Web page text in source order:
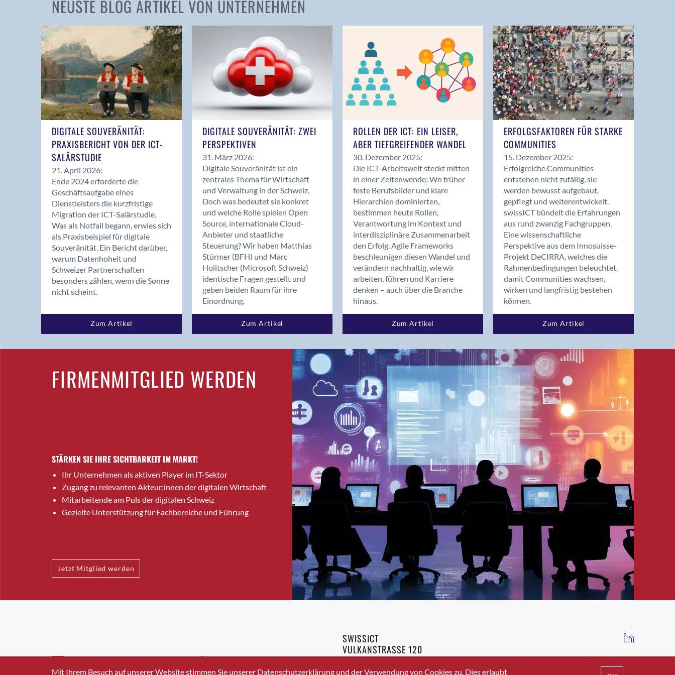
Andelfingen
Balsthal
Balzers
Bassersdorf
Benken (SG)
Bergdietikon
Bern - Liebefeld
Bolligen
Bonaduz
Bonstetten
Bottighofen
Bremgarten bei Bern
Brig-Glis
Bronschhofen
Brugg AG
Brütten
Bubendorf
Buchs (SG)
Bäretswil
Bülach
Cazis
Cham
Davos Platz
Davos Platz 1
NEUSTE BLOG ARTIKEL VON UNTERNEHMEN
DIGITALE SOUVERÄNITÄT:
PRAXISBERICHT VON DER ICT-
SALÄRSTUDIE
21. April 2026:
Ende 2024 erforderte die
Geschäftsaufgabe eines
Dienstleisters die kurzfristige
Migration der ICT-Salärstudie.
Was als Notfall begann, erwies sich
als Praxisbeispiel für digitale
Souveränität. Ein Bericht darüber,
warum Datenhoheit und
Schweizer Partnerschaften
besonders zählen, wenn die Sonne
nicht scheint.
Zum Artikel
DIGITALE SOUVERÄNITÄT: ZWEI
PERSPEKTIVEN
31. März 2026:
Digitale Souveränität ist ein
zentrales Thema für Wirtschaft
und Verwaltung in der Schweiz.
Doch was bedeutet sie konkret
und welche Rolle spielen Open
Source, internationale Cloud-
Anbieter und staatliche
Steuerung? Wir haben Matthias
Stürmer (BFH) und Marc
Holitscher (Microsoft Schweiz)
identische Fragen gestellt und
geben beiden Raum für ihre
Einordnung.
Zum Artikel
ROLLEN DER ICT: EIN LEISER,
ABER TIEFGREIFENDER WANDEL
30. Dezember 2025:
Die ICT-Arbeitswelt steckt mitten
in einer Zeitenwende: Wo früher
feste Berufsbilder und klare
Hierarchien dominierten,
bestimmen heute Rollen,
Verantwortung im Kontext und
interdisziplinäre Zusammenarbeit
den Erfolg. Agile Frameworks
beschleunigen diesen Wandel und
verändern nachhaltig, wie wir
arbeiten, führen und Karriere
denken – auch über die Branche
hinaus.
Zum Artikel
ERFOLGSFAKTOREN FÜR STARKE
COMMUNITIES
15. Dezember 2025:
Erfolgreiche Communities
entstehen nicht zufällig, sie
werden bewusst aufgebaut,
gepflegt und weiterentwickelt.
swissICT bündelt die Erfahrungen
aus rund zwanzig Fachgruppen.
Eine wissenschaftliche
Perspektive aus dem Innosuisse-
Projekt DeCIRRA, welches die
Rahmenbedingungen beleuchtet,
damit Communities wachsen,
wirken und langfristig bestehen
können.
Zum Artikel
FIRMENMITGLIED WERDEN
STÄRKEN SIE IHRE SICHTBARKEIT IM MARKT!
Ihr Unternehmen als aktiven Player im IT-Sektor
Zugang zu relevanten Akteur:innen der digitalen Wirtschaft
Mitarbeitende am Puls der digitalen Schweiz
Gezielte Unterstützung für Fachbereiche und Führung
Jetzt Mitglied werden
INFO@SWISSICT.CH +41 43 336 40 20
SWISSICT
VULKANSTRASSE 120
8048 ZURICH
IMPRESSUM DATENSCHUTZ AGB
Mit Ihrem Besuch auf unserer Website stimmen Sie unserer Datenschutzerklärung und der Verwendung von Cookies zu. Dies erlaubt